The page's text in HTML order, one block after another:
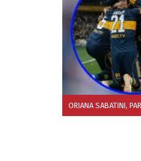
ORIANA SABATINI,